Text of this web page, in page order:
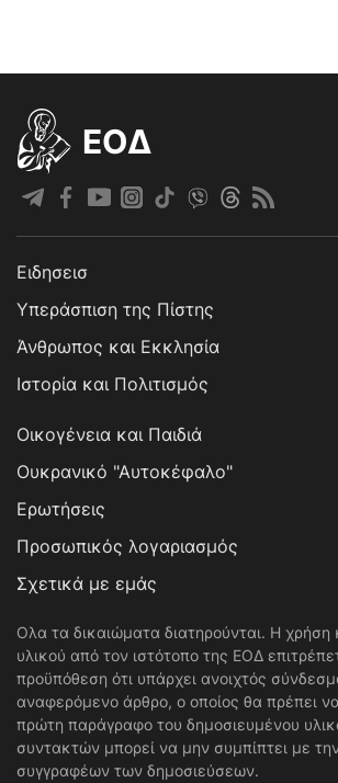
EOΔ
Ειδησεισ
Υπεράσπιση της Πίστης
Άνθρωπος και Εκκλησία
Ιστορία και Πολιτισμός
Οικογένεια και Παιδιά
Ουκρανικό "Αυτοκέφαλο"
Ερωτήσεις
Προσωπικός λογαριασμός
Σχετικά με εμάς
Ολα τα δικαιώματα διατηρούνται. Η
υλικού από τον ιστότοπο της ΕΟΔ
προϋπόθεση ότι υπάρχει ανοιχτός
αναφερόμενο άρθρο, ο οποίος θα πρέπει
πρώτη παράγραφο του δημοσιευμένου
συντακτών μπορεί να μην συμπίπτει με
συγγραφέων των δημοσιεύσεων.